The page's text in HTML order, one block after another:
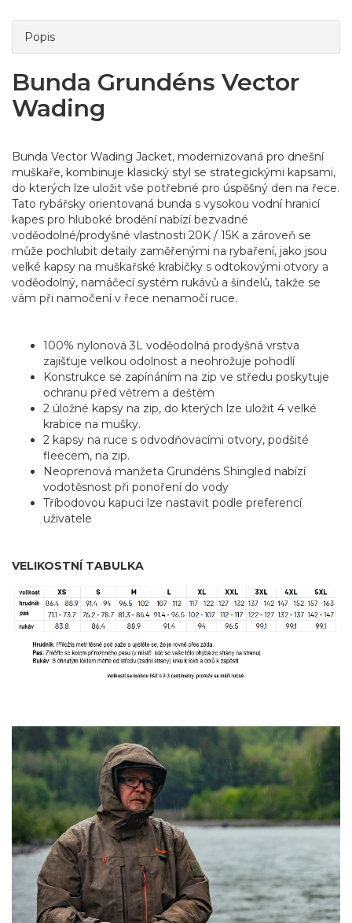
Popis
Bunda Grundéns Vector
Wading
Bunda Vector Wading Jacket, modernizovaná pro dnešní
muškaře, kombinuje klasický styl se strategickými kapsami,
do kterých lze uložit vše potřebné pro úspěšný den na řece.
Tato rybářsky orientovaná bunda s vysokou vodní hranicí
kapes pro hluboké brodění nabízí bezvadné
voděodolné/prodyšné vlastnosti 20K / 15K a zároveň se
může pochlubit detaily zaměřenými na rybaření, jako jsou
velké kapsy na muškařské krabičky s odtokovými otvory a
voděodolný, namáčecí systém rukávů a šindelů, takže se
vám při namočení v řece nenamočí ruce.
100% nylonová 3L voděodolná prodyšná vrstva
zajišťuje velkou odolnost a neohrožuje pohodlí
Konstrukce se zapínáním na zip ve středu poskytuje
ochranu před větrem a deštěm
2 úložné kapsy na zip, do kterých lze uložit 4 velké
krabice na mušky.
2 kapsy na ruce s odvodňovacími otvory, podšité
fleecem, na zip.
Neoprenová manžeta Grundéns Shingled nabízí
vodotěsnost při ponoření do vody
Tříbodovou kapuci lze nastavit podle preferencí
uživatele
VELIKOSTNÍ TABULKA